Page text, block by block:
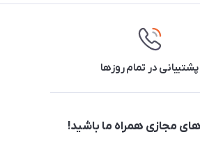
پشتیبانی در تمام روزها
مجازی همراه ما باشید!